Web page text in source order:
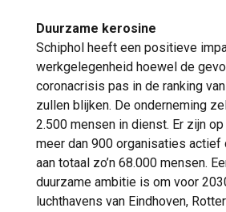
Duurzame kerosine
Schiphol heeft een positieve
werkgelegenheid hoewel de
coronacrisis pas in de ranking
zullen blijken. De onderneming
2.500 mensen in dienst. Er zijn
meer dan 900 organisaties actief
aan totaal zo’n 68.000 mensen.
duurzame ambitie is om voor
luchthavens van Eindhoven,